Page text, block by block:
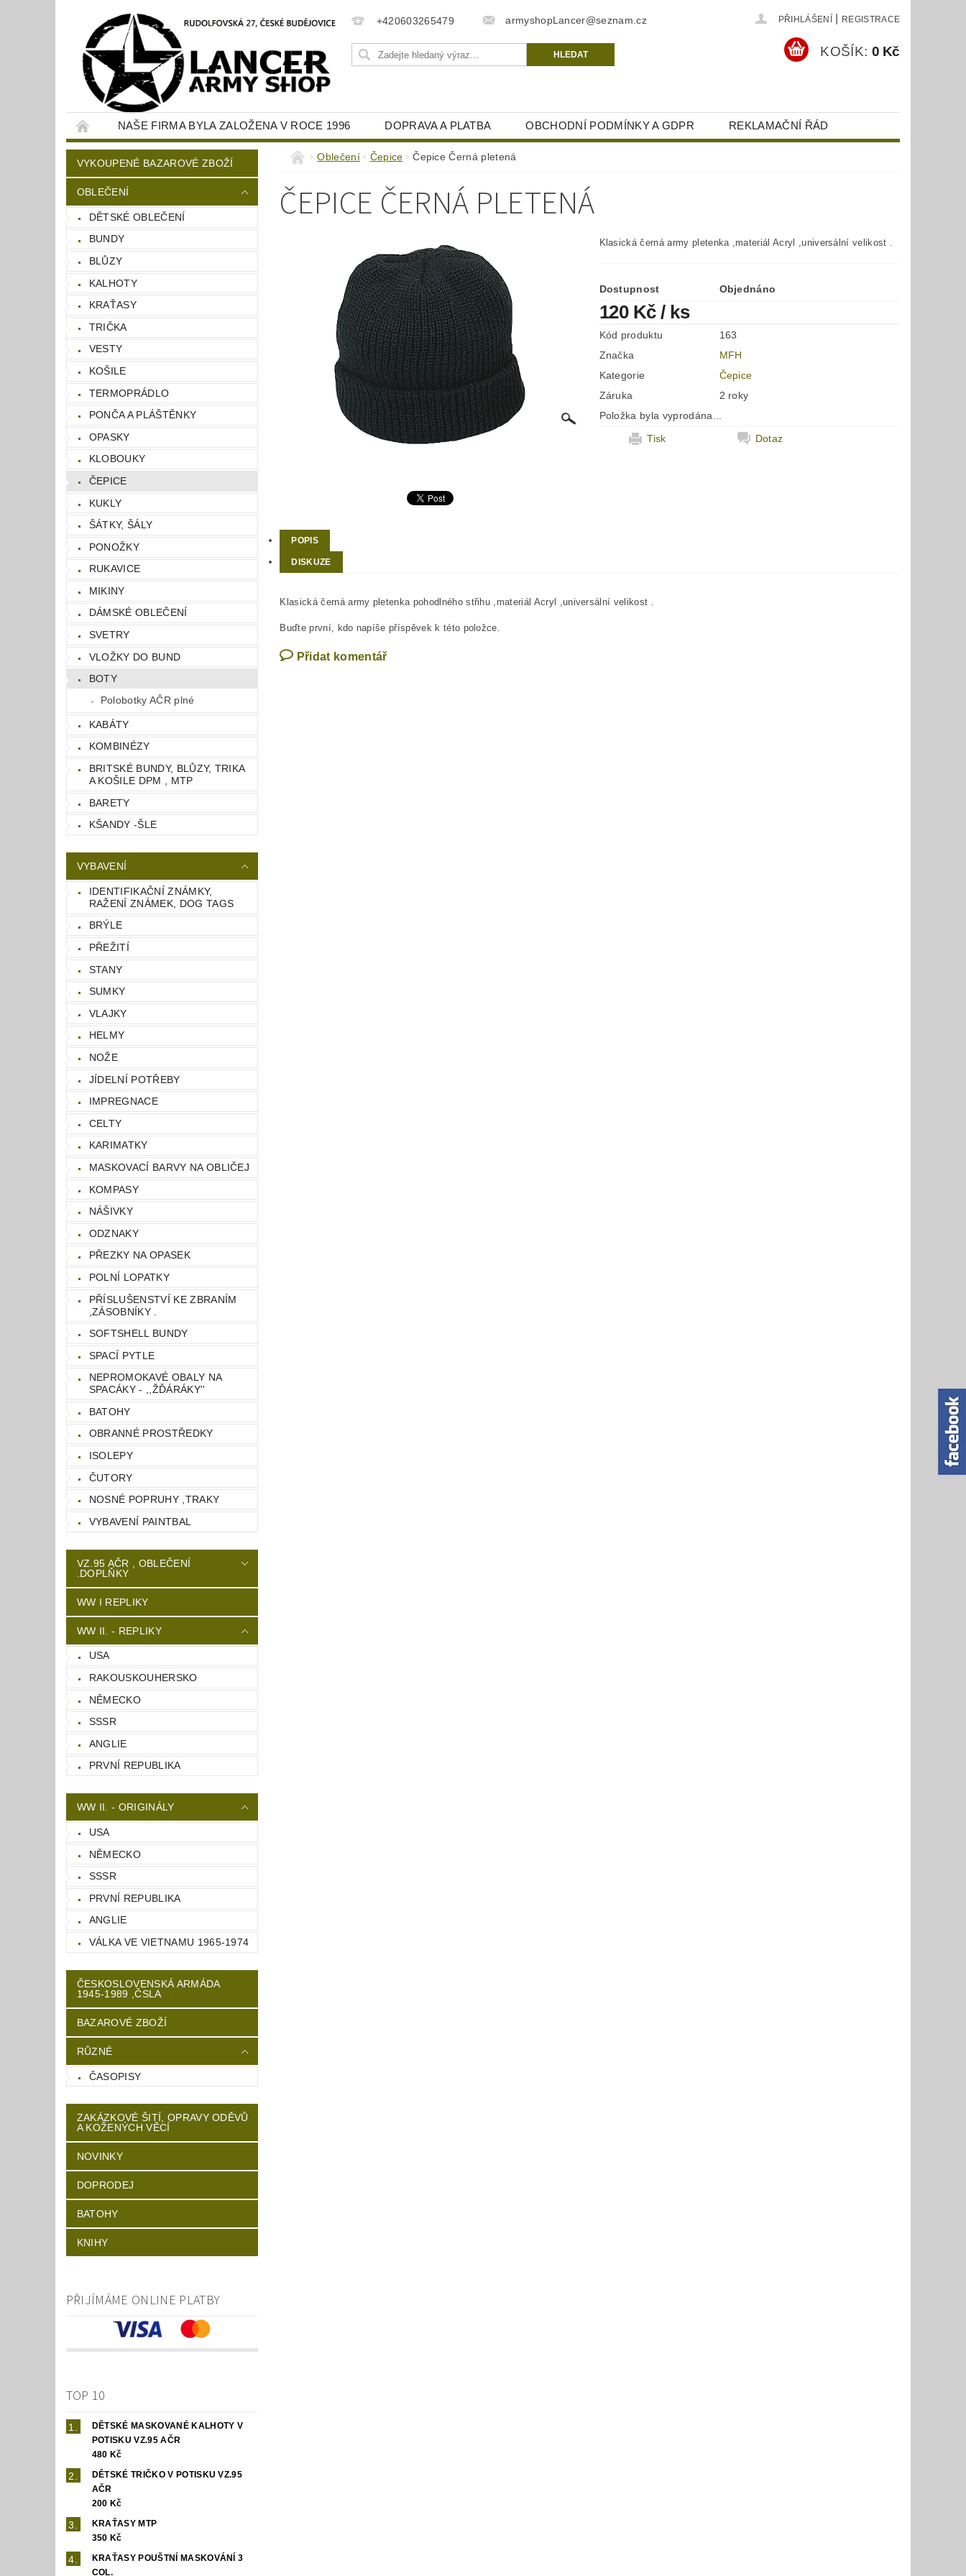
+420603265479 armyshopLancer@seznam.cz PŘIHLÁŠENÍ REGISTRACE
KOŠÍK: 0 Kč
NAŠE FIRMA BYLA ZALOŽENA V ROCE 1996 DOPRAVA A PLATBA OBCHODNÍ PODMÍNKY A GDPR REKLAMAČNÍ ŘÁD
KONTAKTY NAPIŠTE NÁM
VYKOUPENÉ BAZAROVÉ ZBOŽÍ
OBLEČENÍ
DĚTSKÉ OBLEČENÍ
BUNDY
BLŮZY
KALHOTY
KRAŤASY
TRIČKA
VESTY
KOŠILE
TERMOPRÁDLO
PONČA A PLÁŠTĚNKY
OPASKY
KLOBOUKY
ČEPICE
KUKLY
ŠÁTKY, ŠÁLY
PONOŽKY
RUKAVICE
MIKINY
DÁMSKÉ OBLEČENÍ
SVETRY
VLOŽKY DO BUND
BOTY
Polobotky AČR plné
KABÁTY
KOMBINÉZY
BRITSKÉ BUNDY, BLŮZY, TRIKA
A KOŠILE DPM , MTP
BARETY
KŠANDY -ŠLE
VYBAVENÍ
IDENTIFIKAČNÍ ZNÁMKY,
RAŽENÍ ZNÁMEK, DOG TAGS
BRÝLE
PŘEŽITÍ
STANY
SUMKY
VLAJKY
HELMY
NOŽE
JÍDELNÍ POTŘEBY
IMPREGNACE
CELTY
KARIMATKY
MASKOVACÍ BARVY NA OBLIČEJ
KOMPASY
NÁŠIVKY
ODZNAKY
PŘEZKY NA OPASEK
POLNÍ LOPATKY
PŘÍSLUŠENSTVÍ KE ZBRANÍM
,ZÁSOBNÍKY .
SOFTSHELL BUNDY
SPACÍ PYTLE
NEPROMOKAVÉ OBALY NA
SPACÁKY - ,,ŽĎÁRÁKY''
BATOHY
OBRANNÉ PROSTŘEDKY
ISOLEPY
ČUTORY
NOSNÉ POPRUHY ,TRAKY
VYBAVENÍ PAINTBAL
VZ.95 AČR , OBLEČENÍ
.DOPLŇKY
WW I REPLIKY
WW II. - REPLIKY
USA
RAKOUSKOUHERSKO
NĚMECKO
SSSR
ANGLIE
PRVNÍ REPUBLIKA
WW II. - ORIGINÁLY
USA
NĚMECKO
SSSR
PRVNÍ REPUBLIKA
ANGLIE
VÁLKA VE VIETNAMU 1965-1974
ČESKOSLOVENSKÁ ARMÁDA
1945-1989 ,ČSLA
BAZAROVÉ ZBOŽÍ
RŮZNÉ
ČASOPISY
ZAKÁZKOVÉ ŠITÍ, OPRAVY ODĚVŮ
A KOŽENÝCH VĚCÍ
NOVINKY
DOPRODEJ
BATOHY
KNIHY
PŘIJÍMÁME ONLINE PLATBY
TOP 10
DĚTSKÉ MASKOVANÉ KALHOTY V
POTISKU VZ.95 AČR
480 Kč
DĚTSKÉ TRIČKO V POTISKU VZ.95
AČR
200 Kč
KRAŤASY MTP
350 Kč
KRAŤASY POUŠTNÍ MASKOVÁNÍ 3
COL.
Oblečení Čepice Čepice Černá pletená
ČEPICE ČERNÁ PLETENÁ
Klasická černá army pletenka ,materiál Acryl ,universální velikost .
Dostupnost Objednáno
120 Kč/ ks
Kód produktu
163
Značka
MFH
Kategorie
Čepice
Záruka
2 roky
Položka byla vyprodána...
Tisk
Dotaz
POPIS
DISKUZE
Klasická černá army pletenka pohodlného střihu ,materiál Acryl ,universální velikost .
Buďte první, kdo napíše příspěvek k této položce.
Přidat komentář